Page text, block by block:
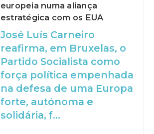
europeia numa aliança
estratégica com os EUA
José Luís Carneiro
reafirma, em Bruxelas, o
Partido Socialista como
força política empenhada
na defesa de uma Europa
forte, autónoma e
solidária, f...